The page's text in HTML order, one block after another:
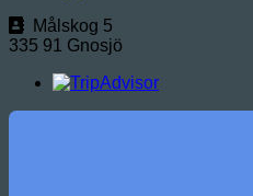
Målskog 5
335 91 Gnosjö